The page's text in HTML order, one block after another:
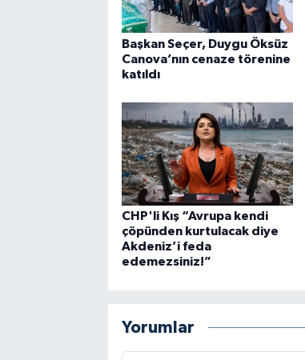
Başkan Seçer, Duygu Öksüz
Canova’nın cenaze törenine
katıldı
CHP'li Kış “Avrupa kendi
çöpünden kurtulacak diye
Akdeniz’i feda
edemezsiniz!”
Yorumlar